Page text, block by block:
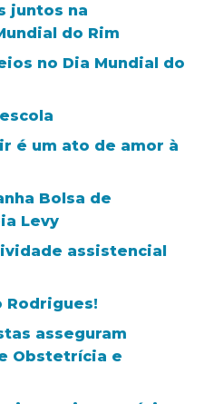
juntos na
do Rim
no Dia Mundial do
é um ato de amor à
Bolsa de
Levy
assistencial
Rodrigues!
asseguram
Obstetrícia e